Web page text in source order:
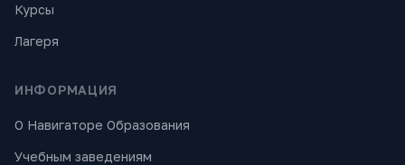
Курсы
Лагеря
ИНФОРМАЦИЯ
О Навигаторе Образования
Учебным заведениям